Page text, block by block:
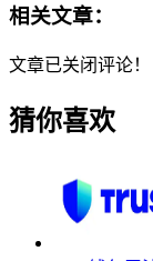
相关文章：
文章已关闭评论！
猜你喜欢